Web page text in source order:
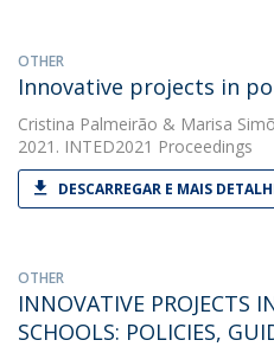
OTHER
Innovative projects in
Cristina Palmeirão & Marisa
2021. INTED2021 Proceedings
DESCARREGAR E MAIS
OTHER
INNOVATIVE PROJECTS
SCHOOLS: POLICIES,